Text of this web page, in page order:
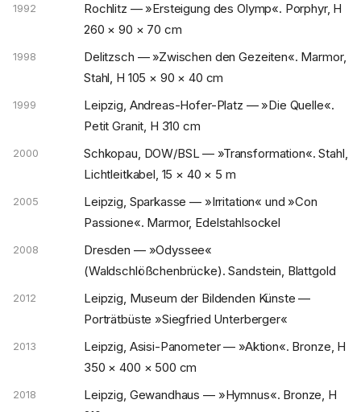
1992
Rochlitz — »Ersteigung des Olymp«. Porphyr, H
260 × 90 × 70 cm
1998
Delitzsch — »Zwischen den Gezeiten«. Marmor,
Stahl, H 105 × 90 × 40 cm
1999
Leipzig, Andreas-Hofer-Platz — »Die Quelle«.
Petit Granit, H 310 cm
2000
Schkopau, DOW/BSL — »Transformation«. Stahl,
Lichtleitkabel, 15 × 40 × 5 m
2005
Leipzig, Sparkasse — »Irritation« und »Con
Passione«. Marmor, Edelstahlsockel
2008
Dresden — »Odyssee«
(Waldschlößchenbrücke). Sandstein, Blattgold
2012
Leipzig, Museum der Bildenden Künste —
Porträtbüste »Siegfried Unterberger«
2013
Leipzig, Asisi-Panometer — »Aktion«. Bronze, H
350 × 400 × 500 cm
2018
Leipzig, Gewandhaus — »Hymnus«. Bronze, H